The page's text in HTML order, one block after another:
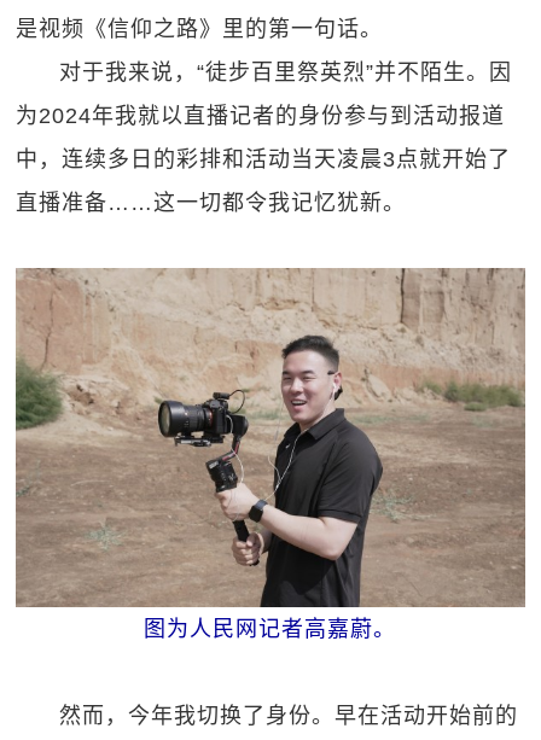
是视频《信仰之路》里的第一句话。
对于我来说，“徒步百里祭英烈”并不陌生。因
为2024年我就以直播记者的身份参与到活动报道
中，连续多日的彩排和活动当天凌晨3点就开始了
直播准备……这一切都令我记忆犹新。
图为人民网记者高嘉蔚。
然而，今年我切换了身份。早在活动开始前的